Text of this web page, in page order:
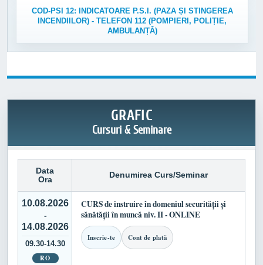
COD-PSI 12: INDICATOARE P.S.I. (PAZA ȘI STINGEREA
INCENDIILOR) - TELEFON 112 (POMPIERI, POLIȚIE,
AMBULANȚĂ)
GRAFIC
Cursuri & Seminare
Data
Ora
Denumirea Curs/Seminar
10.08.2026
-
14.08.2026
09.30-14.30
RO
CURS de instruire în domeniul securității și
sănătății în muncă niv. II - ONLINE
Inscrie-te Cont de plată